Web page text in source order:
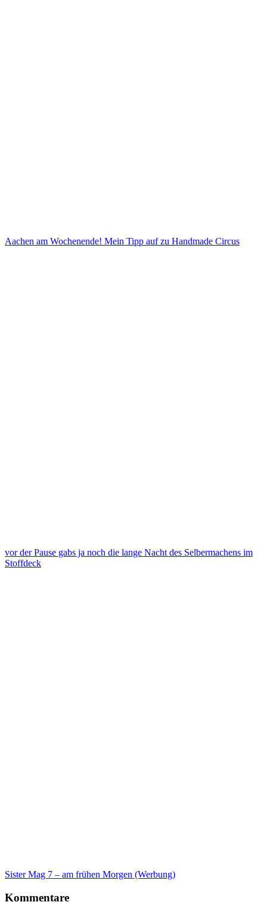
Aachen am Wochenende! Mein Tipp auf zu Handmade Circus
vor der Pause gabs ja noch die lange Nacht des Selbermachens im
Stoffdeck
Sister Mag 7 – am frühen Morgen (Werbung)
Kommentare